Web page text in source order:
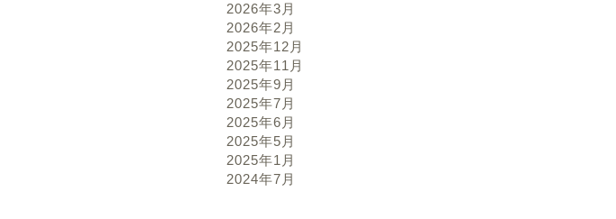
2026年3月
2026年2月
2025年12月
2025年11月
2025年9月
2025年7月
2025年6月
2025年5月
2025年1月
2024年7月